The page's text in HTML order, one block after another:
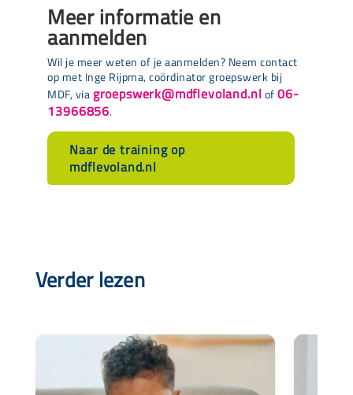
Meer informatie en
aanmelden
Wil je meer weten of je aanmelden? Neem contact
op met Inge Rijpma, coördinator groepswerk bij
MDF, viagroepswerk@mdflevoland.nlof06-
13966856.
Naar de training op
mdflevoland.nl
Verder lezen